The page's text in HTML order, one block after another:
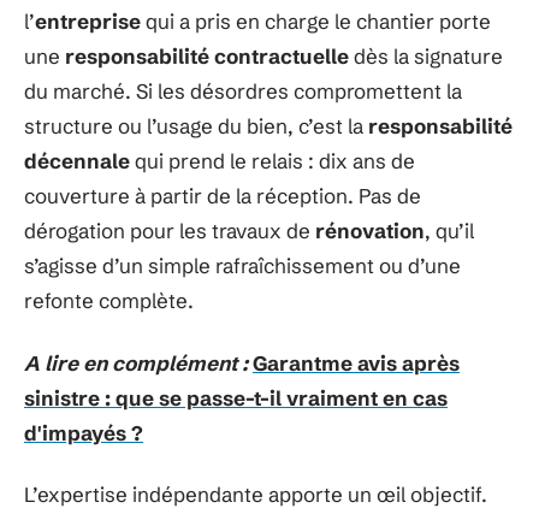
l’entreprisequi a pris en charge le chantier porte
une responsabilité contractuelledès la signature
du marché. Si les désordres compromettent la
structure ou l’usage du bien, c’est la responsabilité
décennalequi prend le relais : dix ans de
couverture à partir de la réception. Pas de
dérogation pour les travaux de rénovation, qu’il
s’agisse d’un simple rafraîchissement ou d’une
refonte complète.
A lire en complément :Garantme avis après
sinistre : que se passe-t-il vraiment en cas
d'impayés ?
L’expertise indépendante apporte un œil objectif.